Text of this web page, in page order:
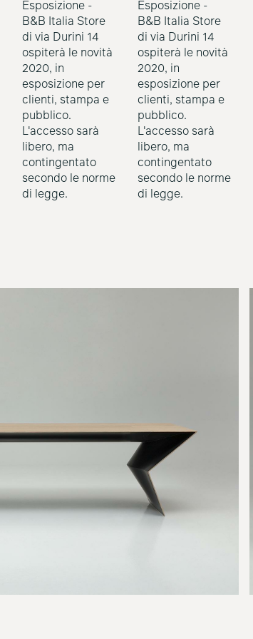
Esposizione -
B&B Italia Store
di via Durini 14
ospiterà le novità
2020, in
esposizione per
clienti, stampa e
pubblico.
L'accesso sarà
libero, ma
contingentato
secondo le norme
di legge.
Esposizione -
B&B Italia Store
di via Durini 14
ospiterà le novità
2020, in
esposizione per
clienti, stampa e
pubblico.
L'accesso sarà
libero, ma
contingentato
secondo le norme
di legge.